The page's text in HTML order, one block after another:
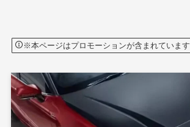
※本ページはプロモーションが含まれています